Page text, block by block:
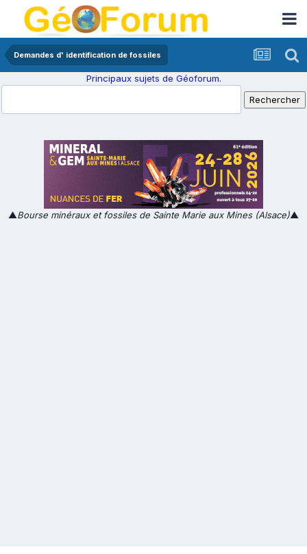
Demandes d' identification de fossiles
Principaux sujets de Géoforum.
▲Bourse minéraux et fossiles de Sainte Marie aux Mines (Alsace)▲